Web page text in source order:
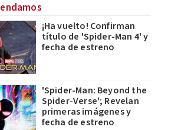
¡Ha vuelto! Confirman
título de 'Spider-Man 4' y
fecha de estreno
'Spider-Man: Beyond the
Spider-Verse'; Revelan
primeras imágenes y
fecha de estreno